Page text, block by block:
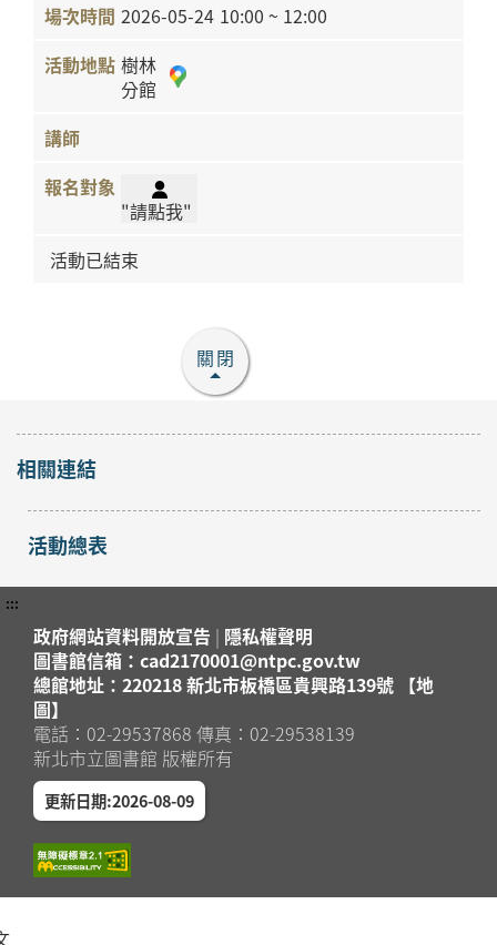
2026-05-24 10:00 ~ 12:00
樹林
分館
"請點我"
活動已結束
關閉
相關連結
活動總表
:::
政府網站資料開放宣告 | 隱私權聲明
圖書館信箱：cad2170001@ntpc.gov.tw
總館地址：220218 新北市板橋區貴興路139號 【地
圖】
電話：02-29537868 傳真：02-29538139
新北市立圖書館 版權所有
更新日期:2026-08-09